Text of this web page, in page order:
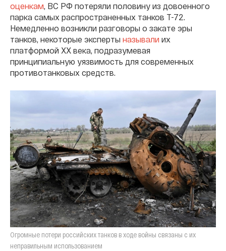
оценкам, ВС РФ потеряли половину из довоенного
парка самых распространенных танков Т-72.
Немедленно возникли разговоры о закате эры
танков, некоторые эксперты называли их
платформой XX века, подразумевая
принципиальную уязвимость для современных
противотанковых средств.
Огромные потери российских танков в ходе войны связаны с их
неправильным использованием